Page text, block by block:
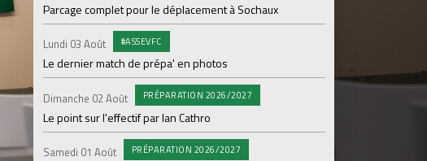
Parcage complet pour le déplacement à Sochaux
Lundi 03 Août #ASSEVFC
Le dernier match de prépa' en photos
Dimanche 02 Août PRÉPARATION 2026/2027
Le point sur l'effectif par Ian Cathro
Samedi 01 Août PRÉPARATION 2026/2027
Mercredi 29 Juil.